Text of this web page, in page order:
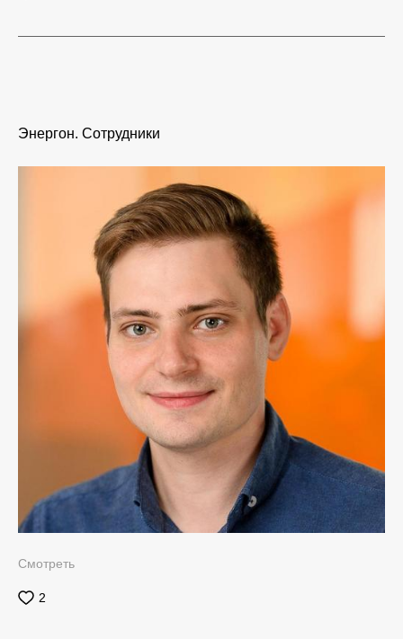
Энергон. Сотрудники
Смотреть
2